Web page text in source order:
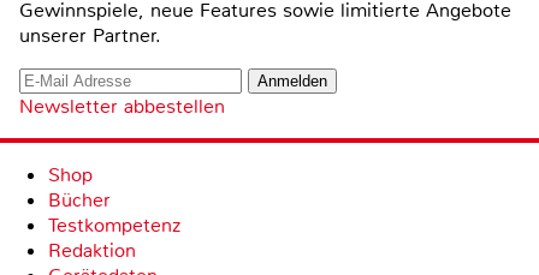
Gewinnspiele, neue Features sowie limitierte Angebote
unserer Partner.
Newsletter abbestellen
Shop
Bücher
Testkompetenz
Redaktion